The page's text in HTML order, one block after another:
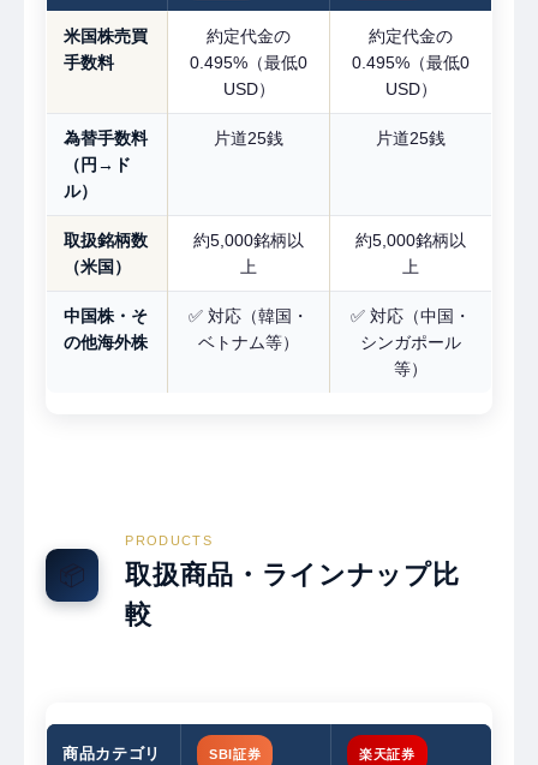
米国株売買
手数料
約定代金の
0.495%（最低0
USD）
約定代金の
0.495%（最低0
USD）
為替手数料
（円→ド
ル）
片道25銭 片道25銭
取扱銘柄数
（米国）
約5,000銘柄以
上
約5,000銘柄以
上
中国株・そ
の他海外株
✅ 対応（韓国・
ベトナム等）
✅ 対応（中国・
シンガポール
等）
📦
PRODUCTS
取扱商品・ラインナップ比
較
商品カテゴリ SBI証券 楽天証券